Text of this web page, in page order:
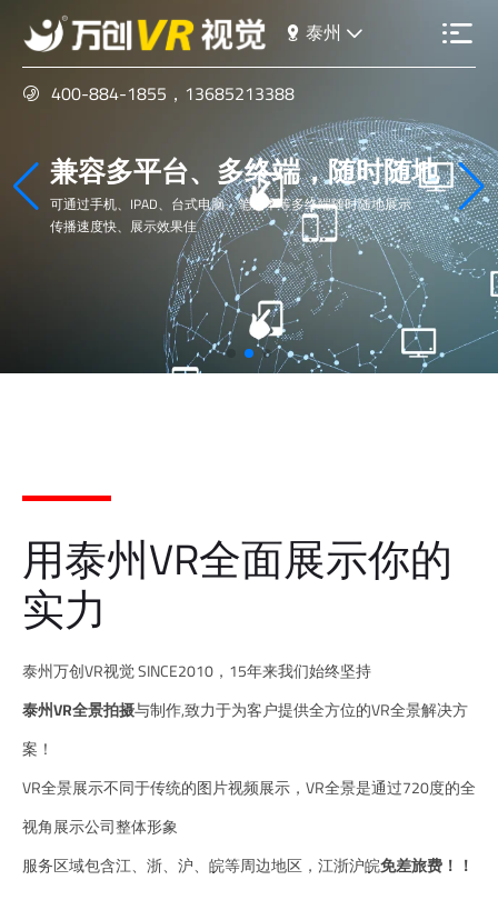
泰州
400-884-1855 ， 13685213388
用案例证明实力
十多年来的拍摄经验，大量案例提供参考
用泰州VR全面展示你的
实力
泰州万创VR视觉 SINCE2010，15年来我们始终坚持
泰州VR全景拍摄与制作,致力于为客户提供全方位的VR全景解决方
案！
VR全景展示不同于传统的图片视频展示，VR全景是通过720度的全
视角展示公司整体形象
服务区域包含江、浙、沪、皖等周边地区，江浙沪皖免差旅费！！